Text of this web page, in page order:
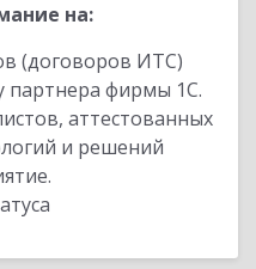
на:
(договоров ИТС)
партнера фирмы 1С.
аттестованных
и решений